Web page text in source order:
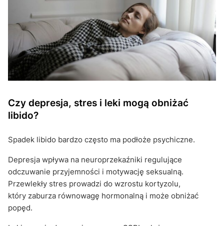
Czy depresja, stres i leki mogą obniżać
libido?
Spadek libido bardzo często ma podłoże psychiczne.
Depresja wpływa na neuroprzekaźniki regulujące
odczuwanie przyjemności i motywację seksualną.
Przewlekły stres prowadzi do wzrostu kortyzolu,
który zaburza równowagę hormonalną i może obniżać
popęd.